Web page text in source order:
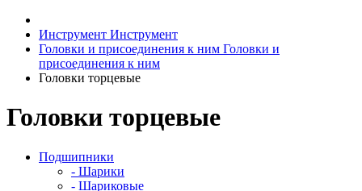
Инструмент Инструмент
Головки и присоединения к ним Головки и
присоединения к ним
Головки торцевые
Головки торцевые
Подшипники
- Шарики
- Шариковые